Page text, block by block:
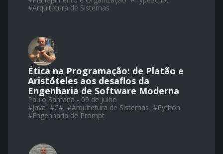
#Arquitetura de Sistemas
Ética na Programação: de Platão e
Aristóteles aos desafios da
Engenharia de Software Moderna
Paulo Santana - 09 de Julho
#Java #C# #Arquitetura de Sistemas #Python
#Engenharia de Prompt